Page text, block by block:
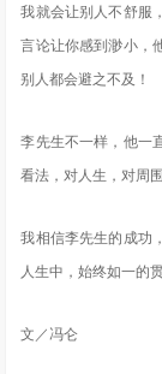
我就会让别人不舒服
言论让你感到渺小，
别人都会避之不及！
李先生不一样，他一
看法，对人生，对周
我相信李先生的成功
人生中，始终如一的
文／冯仑